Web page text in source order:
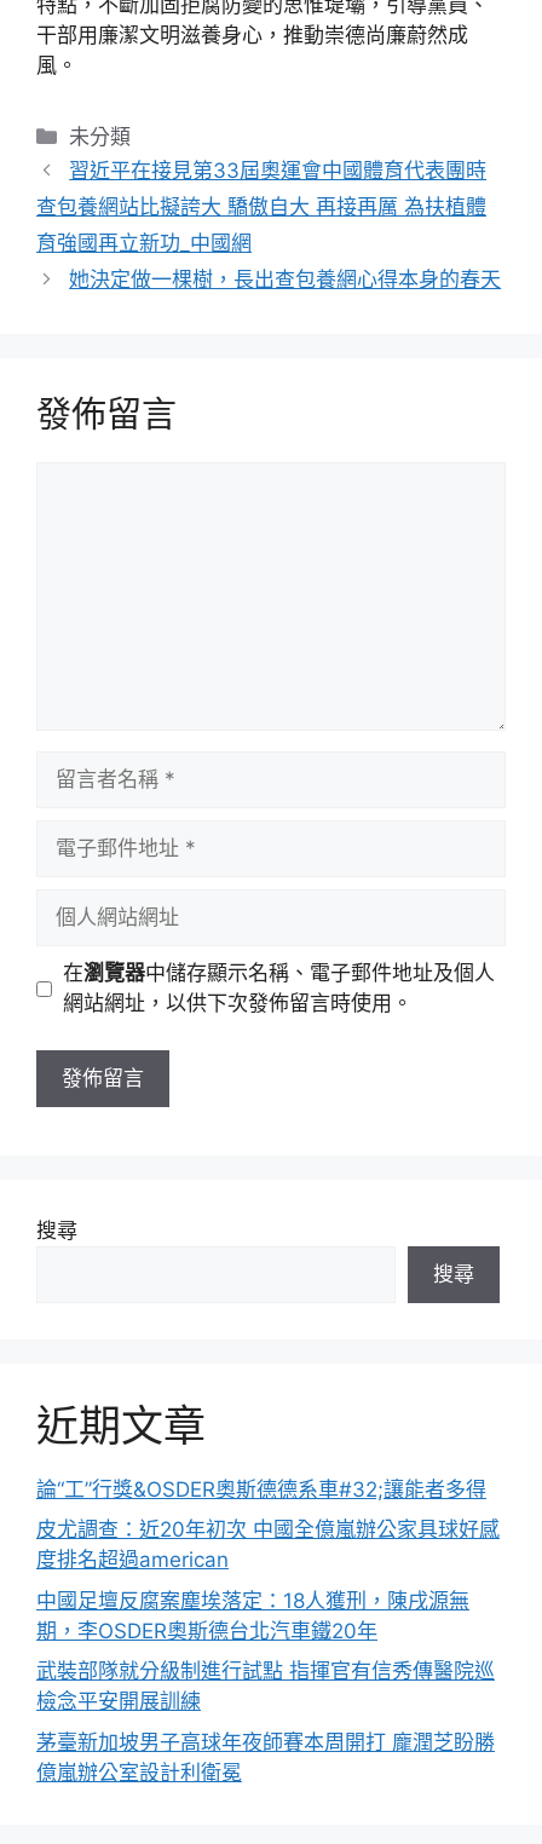
特點，不斷加固拒腐防變的思惟堤壩，引導黨員、
干部用廉潔文明滋養身心，推動崇德尚廉蔚然成
風。
分
類
未分類
習近平在接見第33屆奧運會中國體育代表團時
查包養網站比擬誇大 驕傲自大 再接再厲 為扶植體
育強國再立新功_中國網
她決定做一棵樹，長出查包養網心得本身的春天
發佈留言
址
站
址
在瀏覽器中儲存顯示名稱、電子郵件地址及個人
網站網址，以供下次發佈留言時使用。
搜尋
搜尋
近期文章
論“工”行獎&OSDER奧斯德德系車#32;讓能者多得
皮尤調查：近20年初次 中國全億嵐辦公家具球好感
度排名超過american
中國足壇反腐案塵埃落定：18人獲刑，陳戌源無
期，李OSDER奧斯德台北汽車鐵20年
武裝部隊就分級制進行試點 指揮官有信秀傳醫院巡
檢念平安開展訓練
茅臺新加坡男子高球年夜師賽本周開打 龐潤芝盼勝
億嵐辦公室設計利衛冕